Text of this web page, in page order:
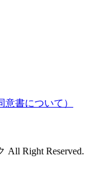
書について）
All Right Reserved.